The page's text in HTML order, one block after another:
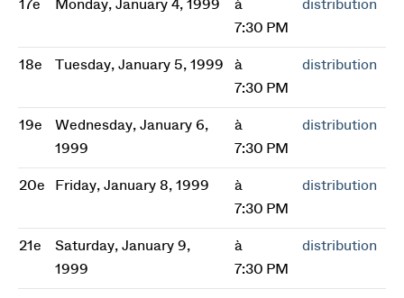
17e Monday, January 4, 1999
à
7:30 PM
distribution
18e Tuesday, January 5, 1999
à
7:30 PM
distribution
19e
Wednesday, January 6,
1999
à
7:30 PM
distribution
20e Friday, January 8, 1999
à
7:30 PM
distribution
21e
Saturday, January 9,
1999
à
7:30 PM
distribution